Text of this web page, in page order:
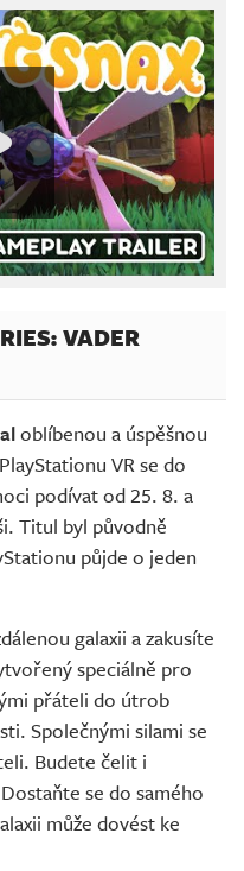
VADER
oblíbenou a úspěšnou
VR se do
podívat od 25. 8. a
Titul byl původně
půjde o jeden
galaxii a zakusíte
speciálně pro
přáteli do útrob
Společnými silami se
Budete čelit i
se do samého
může dovést ke